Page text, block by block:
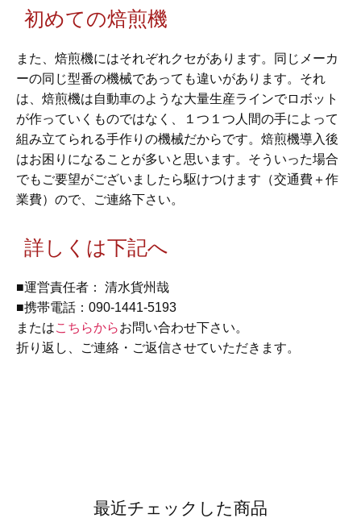
初めての焙煎機
また、焙煎機にはそれぞれクセがあります。同じメーカ
ーの同じ型番の機械であっても違いがあります。それ
は、焙煎機は自動車のような大量生産ラインでロボット
が作っていくものではなく、１つ１つ人間の手によって
組み立てられる手作りの機械だからです。焙煎機導入後
はお困りになることが多いと思います。そういった場合
でもご要望がございましたら駆けつけます（交通費＋作
業費）ので、ご連絡下さい。
詳しくは下記へ
■運営責任者： 清水貨州哉
■携帯電話：090-1441-5193
またはこちらからお問い合わせ下さい。
折り返し、ご連絡・ご返信させていただきます。
最近チェックした商品